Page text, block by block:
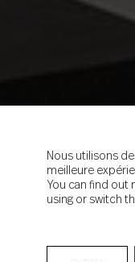
Nous utilisons
meilleure
You can find out
using or switch